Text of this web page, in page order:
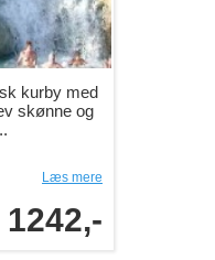
kurby med
skønne og
Læs mere
1242,-